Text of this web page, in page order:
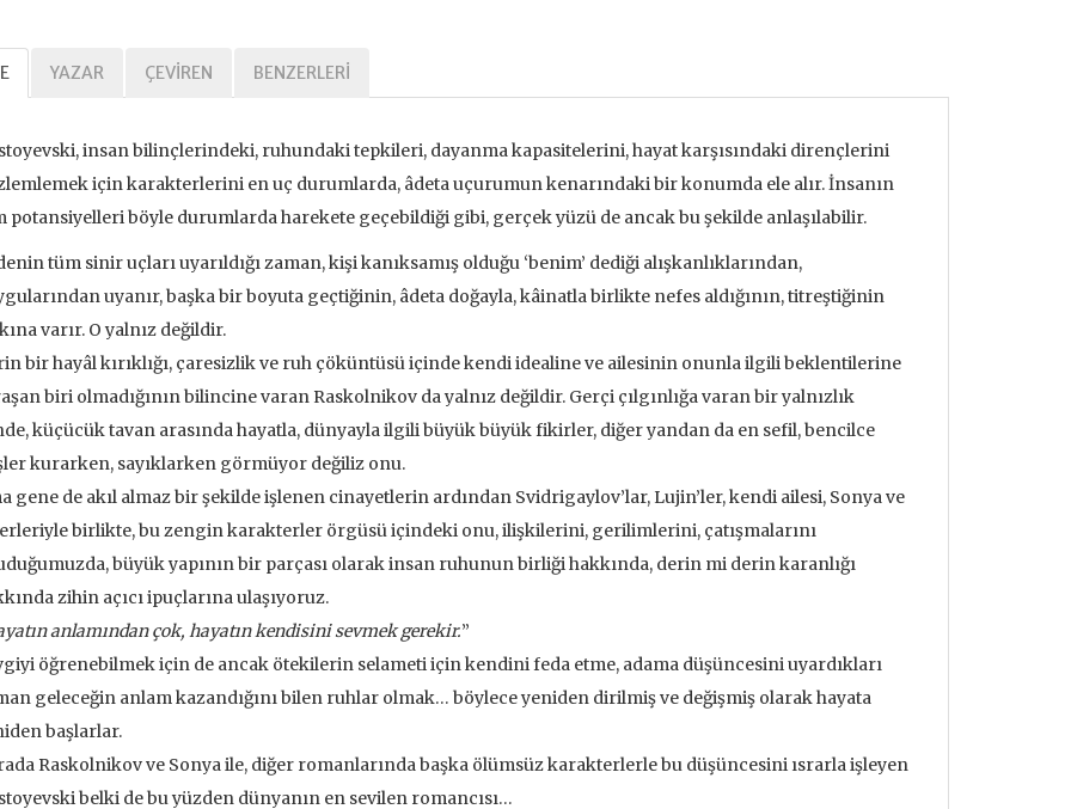
Adalet
TL
Kavramlar Tarihi Özgürlük
560,00 TL
SEPETE EKLE
İnsanlar Taze Otlar Üzerine
Dünyaya Baudrillard'ın
Penceresinden Bakmak
Metafizik Üzerine Söylev &
YAZAR ÇEVIREN BENZERLERI
insan bilinçlerindeki, ruhundaki tepkileri, dayanma kapasitelerini, hayat karşısındaki dirençlerini
için karakterlerini en uç durumlarda, âdeta uçurumun kenarındaki bir konumda ele alır. İnsanın
potansiyelleri böyle durumlarda harekete geçebildiği gibi, gerçek yüzü de ancak bu şekilde anlaşılabilir.
tüm sinir uçları uyarıldığı zaman, kişi kanıksamış olduğu ‘benim’ dediği alışkanlıklarından,
uyanır, başka bir boyuta geçtiğinin, âdeta doğayla, kâinatla birlikte nefes aldığının, titreştiğinin
varır. O yalnız değildir.
bir hayâl kırıklığı, çaresizlik ve ruh çöküntüsü içinde kendi idealine ve ailesinin onunla ilgili beklentilerine
biri olmadığının bilincine varan Raskolnikov da yalnız değildir. Gerçi çılgınlığa varan bir yalnızlık
küçücük tavan arasında hayatla, dünyayla ilgili büyük büyük fikirler, diğer yandan da en sefil, bencilce
kurarken, sayıklarken görmüyor değiliz onu.
gene de akıl almaz bir şekilde işlenen cinayetlerin ardından Svidrigaylov’lar, Lujin’ler, kendi ailesi, Sonya ve
birlikte, bu zengin karakterler örgüsü içindeki onu, ilişkilerini, gerilimlerini, çatışmalarını
büyük yapının bir parçası olarak insan ruhunun birliği hakkında, derin mi derin karanlığı
zihin açıcı ipuçlarına ulaşıyoruz.
anlamından çok, hayatın kendisini sevmek gerekir.”
öğrenebilmek için de ancak ötekilerin selameti için kendini feda etme, adama düşüncesini uyardıkları
geleceğin anlam kazandığını bilen ruhlar olmak… böylece yeniden dirilmiş ve değişmiş olarak hayata
başlarlar.
Raskolnikov ve Sonya ile, diğer romanlarında başka ölümsüz karakterlerle bu düşüncesini ısrarla işleyen
belki de bu yüzden dünyanın en sevilen romancısı…